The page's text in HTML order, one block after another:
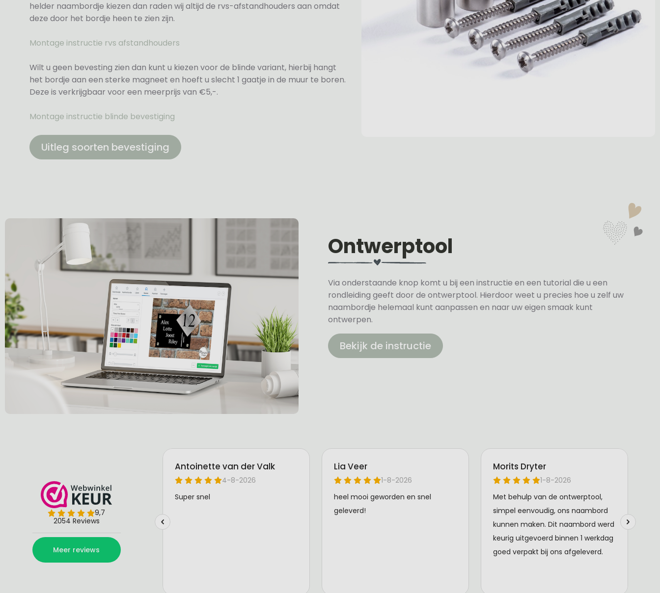
helder naambordje kiezen dan raden wij altijd de rvs-afstandhouders aan omdat
deze door het bordje heen te zien zijn.
Montage instructie rvs afstandhouders
Wilt u geen bevesting zien dan kunt u kiezen voor de blinde variant, hierbij hangt
het bordje aan een sterke magneet en hoeft u slecht 1 gaatje in de muur te boren.
Deze is verkrijgbaar voor een meerprijs van €5,-.
Montage instructie blinde bevestiging
Uitleg soorten bevestiging
Ontwerptool
Via onderstaande knop komt u bij een instructie en een tutorial die u een
rondleiding geeft door de ontwerptool. Hierdoor weet u precies hoe u zelf uw
naambordje helemaal kunt aanpassen en naar uw eigen smaak kunt
ontwerpen.
Bekijk de instructie